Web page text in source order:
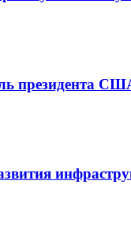
президента